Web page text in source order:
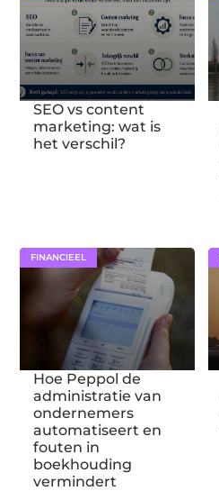
SEO vs content
marketing: wat is
het verschil?
FINANCIEEL
Hoe Peppol de
administratie van
ondernemers
automatiseert en
fouten in
boekhouding
vermindert